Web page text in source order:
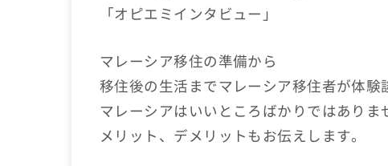
「オピエミインタビュー」
マレーシア移住の準備から
移住後の生活までマレーシア移住者が体験
マレーシアはいいところばかりではありま
メリット、デメリットもお伝えします。